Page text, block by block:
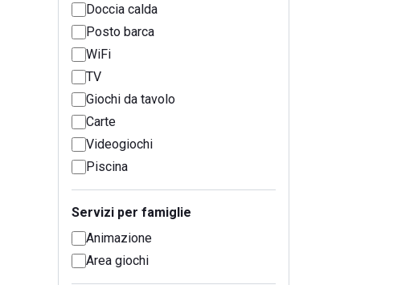
Doccia calda
Posto barca
WiFi
TV
Giochi da tavolo
Carte
Videogiochi
Piscina
Servizi per famiglie
Animazione
Area giochi